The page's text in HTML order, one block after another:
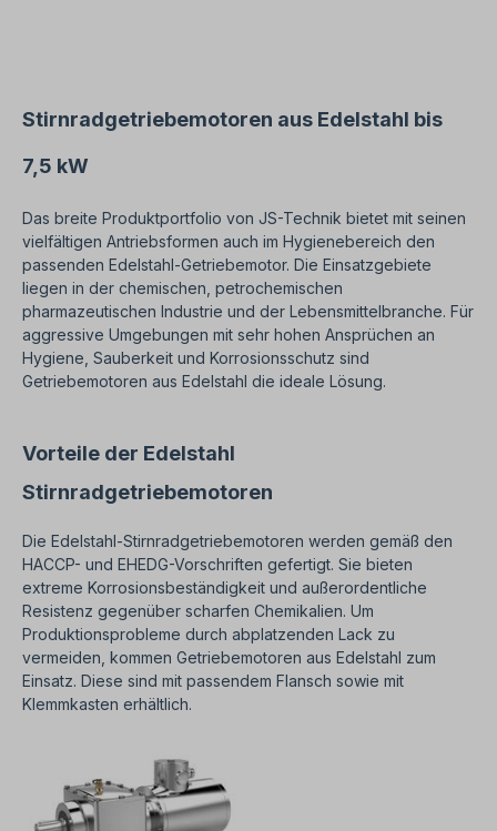
oder Sonderausführungen bitte Anfrage
zusenden. Bei Bestellung bitte gewünschte
Hinweise Bei diesem Antrieb handelt es sich um
Widerruf vom Kauf ist ausgeschlossen!Alle
Produktfotos sind unverbindliche Beispiele!
Technische Änderungen vorbehalten.
Stirnradgetriebemotoren aus Edelstahl bis
7,5 kW
Das breite Produktportfolio von JS-Technik bietet mit seinen
vielfältigen Antriebsformen auch im Hygienebereich den
passenden Edelstahl-Getriebemotor. Die Einsatzgebiete
liegen in der chemischen, petrochemischen
pharmazeutischen Industrie und der Lebensmittelbranche. Für
aggressive Umgebungen mit sehr hohen Ansprüchen an
Hygiene, Sauberkeit und Korrosionsschutz sind
Getriebemotoren aus Edelstahl die ideale Lösung.
Vorteile der Edelstahl
Stirnradgetriebemotoren
Die Edelstahl-Stirnradgetriebemotoren werden gemäß den
HACCP- und EHEDG-Vorschriften gefertigt. Sie bieten
extreme Korrosionsbeständigkeit und außerordentliche
Resistenz gegenüber scharfen Chemikalien. Um
Produktionsprobleme durch abplatzenden Lack zu
vermeiden, kommen Getriebemotoren aus Edelstahl zum
Einsatz. Diese sind mit passendem Flansch sowie mit
Klemmkasten erhältlich.